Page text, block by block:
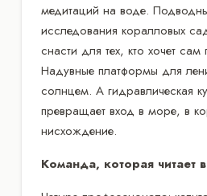
медитаций на воде.
исследования коралловых
снасти для тех, кто хочет сам
Надувные платформы для
солнцем. А гидравлическая
превращает вход в море, в
нисхождение.
Команда, которая читает